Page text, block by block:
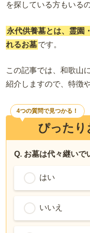
を探している方もいる
永代供養墓とは、霊園
れるお墓です。
この記事では、和歌山
紹介しますので、特徴
ぴったり
4つの質問で見つかる！
Q. お墓は代々継いで
はい
いいえ